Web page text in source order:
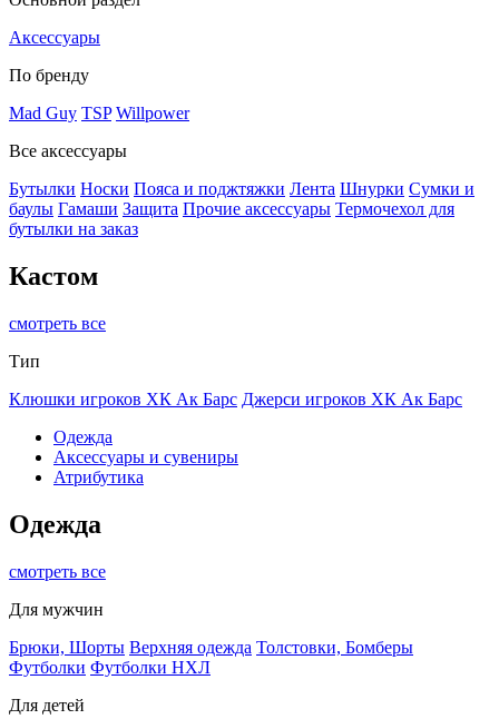
Аксессуары
По бренду
Mad Guy TSP Willpower
Все аксессуары
Бутылки Носки Пояса и поджтяжки Лента Шнурки Сумки и
баулы Гамаши Защита Прочие аксессуары Термочехол для
бутылки на заказ
Кастом
смотреть все
Тип
Клюшки игроков ХК Ак Барс Джерси игроков ХК Ак Барс
Одежда
Аксессуары и сувениры
Атрибутика
Одежда
смотреть все
Для мужчин
Брюки, Шорты Верхняя одежда Толстовки, Бомберы
Футболки Футболки НХЛ
Для детей